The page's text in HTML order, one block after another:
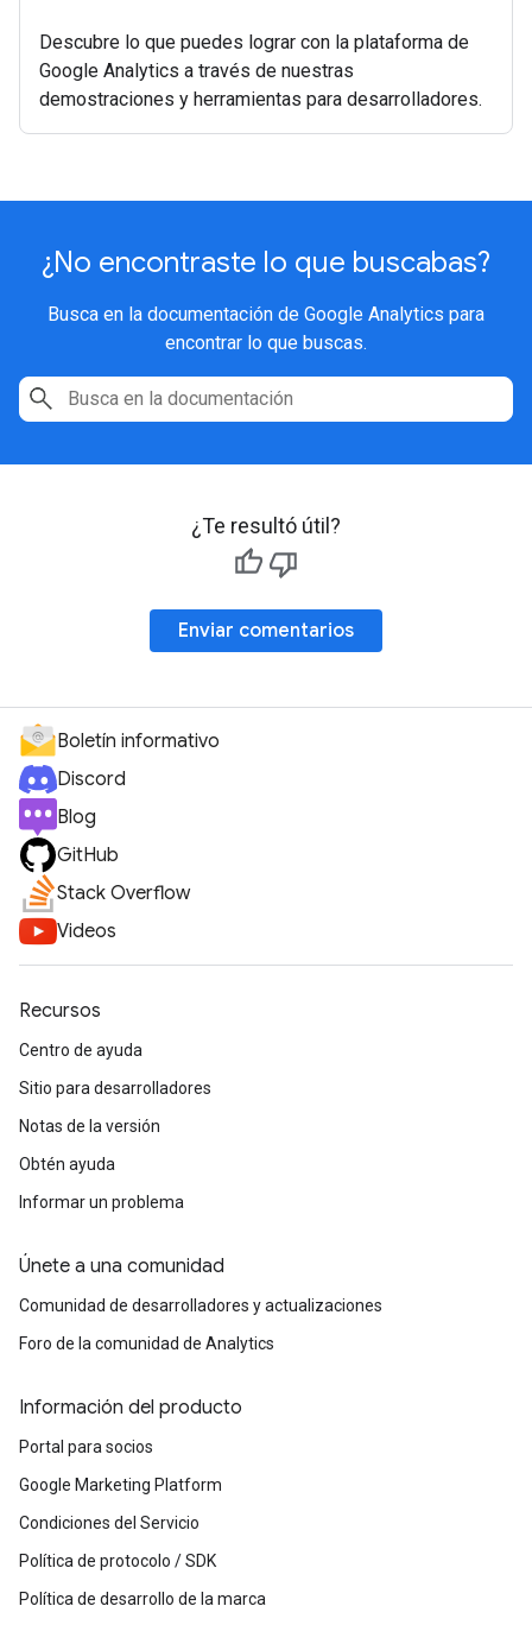
Descubre lo que puedes lograr con la plataforma de
Google Analytics a través de nuestras
demostraciones y herramientas para desarrolladores.
¿No encontraste lo que buscabas?
Busca en la documentación de Google Analytics para
encontrar lo que buscas.
¿Te resultó útil?
Enviar comentarios
Boletín informativo
Discord
Blog
GitHub
Stack Overflow
Videos
Recursos
Centro de ayuda
Sitio para desarrolladores
Notas de la versión
Obtén ayuda
Informar un problema
Únete a una comunidad
Comunidad de desarrolladores y actualizaciones
Foro de la comunidad de Analytics
Información del producto
Portal para socios
Google Marketing Platform
Condiciones del Servicio
Política de protocolo / SDK
Política de desarrollo de la marca